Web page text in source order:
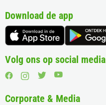
Download de app
Volg ons op social media
Corporate & Media